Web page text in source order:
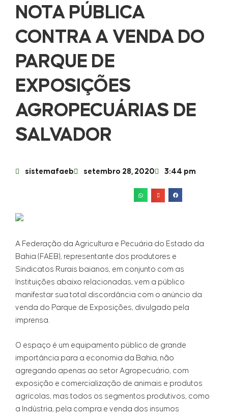
NOTA PÚBLICA
CONTRA A VENDA DO
PARQUE DE
EXPOSIÇÕES
AGROPECUÁRIAS DE
SALVADOR
sistemafaeb setembro 28, 2020 3:44 pm
A Federação da Agricultura e Pecuária do Estado da
Bahia (FAEB), representante dos produtores e
Sindicatos Rurais baianos, em conjunto com as
Instituições abaixo relacionadas, vem a público
manifestar sua total discordância com o anúncio da
venda do Parque de Exposições, divulgado pela
imprensa.
O espaço é um equipamento público de grande
importância para a economia da Bahia, não
agregando apenas ao setor Agropecuário, com
exposição e comercialização de animais e produtos
agrícolas, mas todos os segmentos produtivos, como
a Indústria, pela compra e venda dos insumos